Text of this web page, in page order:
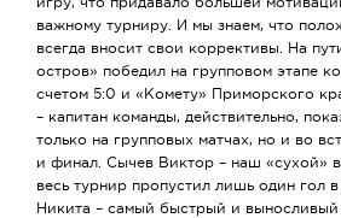
важному турниру. И мы знаем, что
всегда вносит свои коррективы. На
остров» победил на групповом этапе
счетом 5:0 и «Комету» Приморского
– капитан команды, действительно,
только на групповых матчах, но и во
и финал. Сычев Виктор – наш «сухой»
весь турнир пропустил лишь один гол
Никита – самый быстрый и